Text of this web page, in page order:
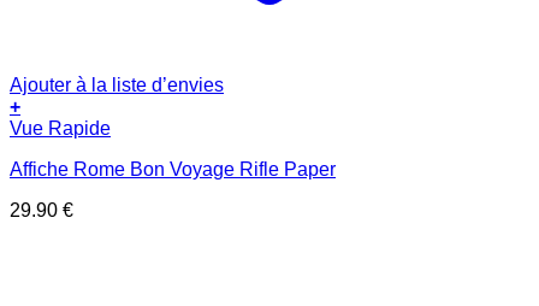
Ajouter à la liste d’envies
+
Vue Rapide
Affiche Rome Bon Voyage Rifle Paper
29.90 €